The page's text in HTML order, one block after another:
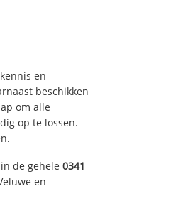
en
beschikken
om alle
op te lossen.
de gehele 0341
en